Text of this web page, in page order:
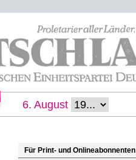
6. August
Für Print- und Onlineabonnenten